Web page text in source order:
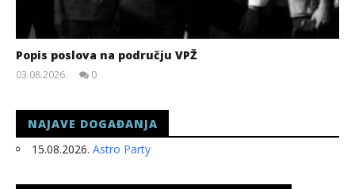
Popis poslova na području VPŽ
03.08.2026.
0
NAJAVE DOGAĐANJA
15.08.2026. Astro Party